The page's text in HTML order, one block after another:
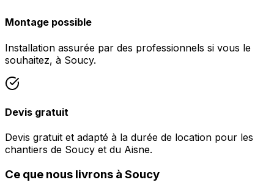
Montage possible
Installation assurée par des professionnels si vous le
souhaitez, à Soucy.
Devis gratuit
Devis gratuit et adapté à la durée de location pour les
chantiers de Soucy et du Aisne.
Ce que nous livrons à Soucy